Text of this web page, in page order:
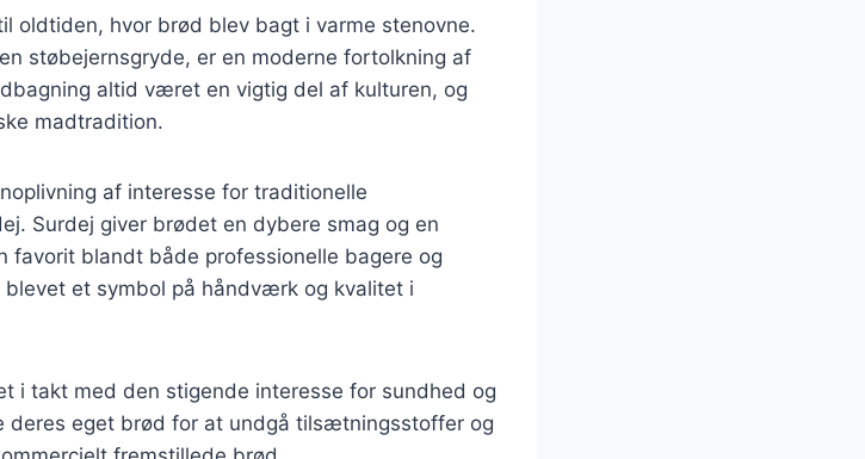
oldtiden, hvor brød blev bagt i varme stenovne.
støbejernsgryde, er en moderne fortolkning af
altid været en vigtig del af kulturen, og
madtradition.
af interesse for traditionelle
Surdej giver brødet en dybere smag og en
favorit blandt både professionelle bagere og
et symbol på håndværk og kvalitet i
i takt med den stigende interesse for sundhed og
eget brød for at undgå tilsætningsstoffer og